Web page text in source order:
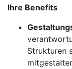
Ihre Benefits
Strukturen